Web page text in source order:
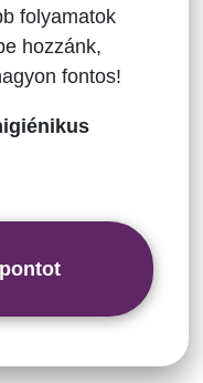
folyamatok
hozzánk,
fontos!